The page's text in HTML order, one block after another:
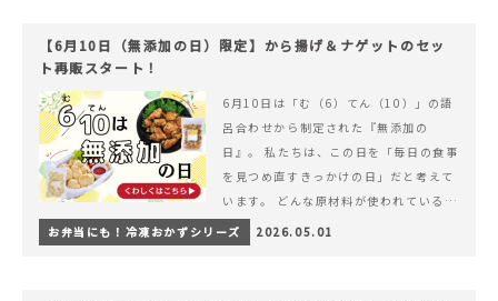
【6月10日（無添加の日）限定】から揚げ＆ナゲットのセッ
ト再販スタート！
6月10日は「む（6）てん（10）」の語
呂合わせから制定された『無添加の
日』。 私たちは、この日を「毎日の食事
を見つめ直すきっかけの日」だと考えて
います。 どんな原材料が使われているの
か。 どのようにつくられているのか。&
hellip; 続きを読む 【6月10日（無添加
お弁当にも！冷凍おかずシリーズ 2026.05.01